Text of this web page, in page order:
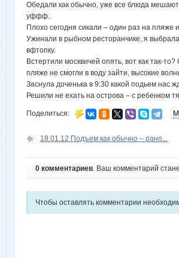
Обедали как обычно, уже все блюда
уффф..
Плохо сегодня сикали – один раз на
Ужинали в рыбном ресторанчике, я выбрала
вфтопку.
Встертили москвичей опять, вот как так-
пляже не смогли в воду зайти, высокие
Заснула доченька в 9:30 какой подьем нас
Решили не ехать на острова – с ребенком
Поделиться:
18.01.12 Подъем как обычно – рано...
0 комментариев. Ваш комментарий
Чтобы оставлять комментарии